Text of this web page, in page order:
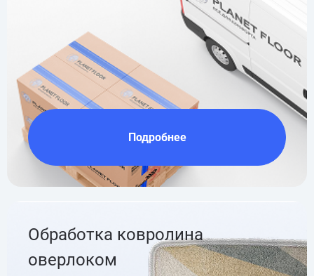
Подробнее
Обработка ковролина
оверлоком